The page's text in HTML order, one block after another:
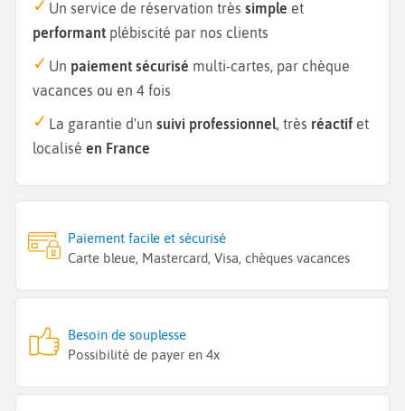
Un service de réservation très simple et
performant plébiscité par nos clients
Un paiement sécurisé multi-cartes, par chèque
vacances ou en 4 fois
La garantie d'un suivi professionnel, très réactif et
localisé en France
Paiement facile et sécurisé
Carte bleue, Mastercard, Visa, chèques vacances
Besoin de souplesse
Possibilité de payer en 4x